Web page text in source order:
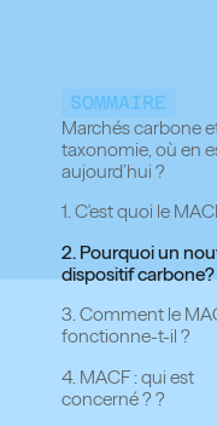
SOMMAIRE
Marchés carbone
taxonomie, où en
aujourd’hui ?
1. C'est quoi le
2. Pourquoi un
dispositif carbone?
3. Comment le
fonctionne-t-il ?
4. MACF : qui est
concerné ? ?